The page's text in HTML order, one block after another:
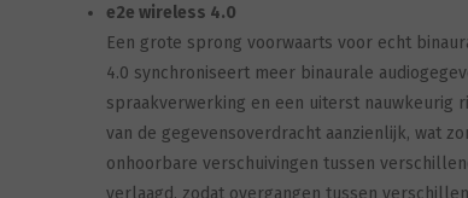
e2e wireless 4.0
Een grote sprong voorwaarts voor echt
4.0 synchroniseert meer binaurale
spraakverwerking en een uiterst nauwkeurig
van de gegevensoverdracht aanzienlijk, wat
onhoorbare verschuivingen tussen
verlaagd, zodat overgangen tussen